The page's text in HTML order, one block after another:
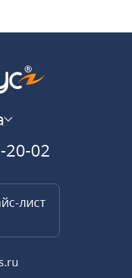
20-02
лист